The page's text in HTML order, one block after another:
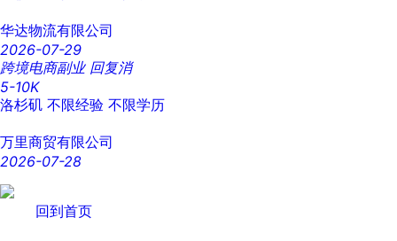
华达物流有限公司
2026-07-29
跨境电商副业 回复消
5-10K
洛杉矶 不限经验 不限学历
万里商贸有限公司
2026-07-28
回到首页